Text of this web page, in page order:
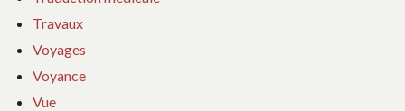
Travaux
Voyages
Voyance
Vue